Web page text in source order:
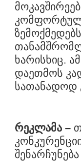
ხარისხიც.
დაეთმოს
სათანადოდ
რეკლამა –